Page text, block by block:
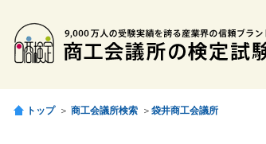
トップ ＞ 商工会議所検索 ＞ 袋井商工会議所